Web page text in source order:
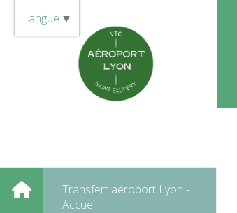
Transfert aéroport Lyon -
Accueil
Langue ▼